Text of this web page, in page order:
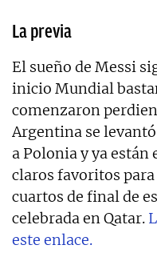
La previa
El sueño de Messi
inicio Mundial
comenzaron
Argentina se
a Polonia y ya están
claros favoritos
cuartos de final de
celebrada en Qatar.
este enlace.